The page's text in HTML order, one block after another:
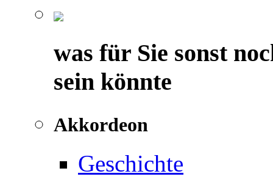
was für Sie sonst
sein könnte
Akkordeon
Geschichte